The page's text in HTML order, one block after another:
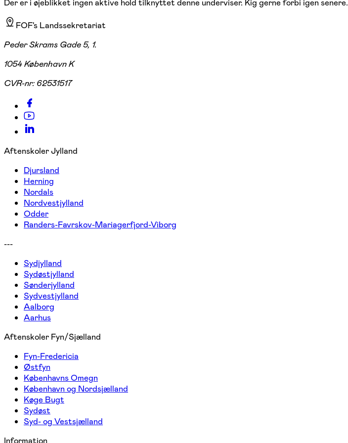
Der er i øjeblikket ingen aktive hold tilknyttet denne underviser. Kig gerne forbi igen senere.
FOF's Landssekretariat
Peder Skrams Gade 5, 1.
1054 København K
CVR-nr: 62531517
Aftenskoler Jylland
Djursland
Herning
Nordals
Nordvestjylland
Odder
Randers-Favrskov-Mariagerfjord-Viborg
---
Sydjylland
Sydøstjylland
Sønderjylland
Sydvestjylland
Aalborg
Aarhus
Aftenskoler Fyn/Sjælland
Fyn-Fredericia
Østfyn
Københavns Omegn
København og Nordsjælland
Køge Bugt
Sydøst
Syd- og Vestsjælland
Information